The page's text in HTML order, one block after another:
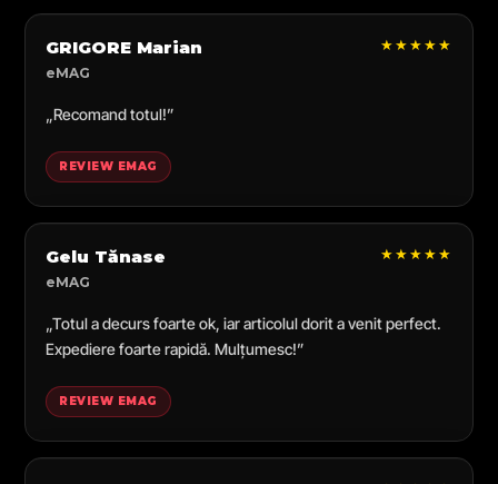
GRIGORE Marian
eMAG
★★★★★
„Recomand totul!”
REVIEW EMAG
Gelu Tănase
eMAG
★★★★★
„Totul a decurs foarte ok, iar articolul dorit a venit perfect.
Expediere foarte rapidă. Mulțumesc!”
REVIEW EMAG